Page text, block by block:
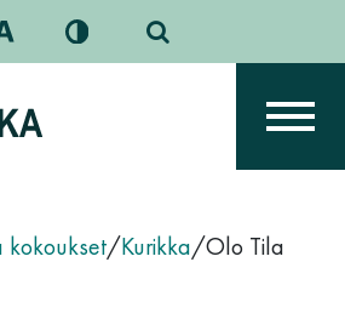
kokoukset/Kurikka/Olo Tila